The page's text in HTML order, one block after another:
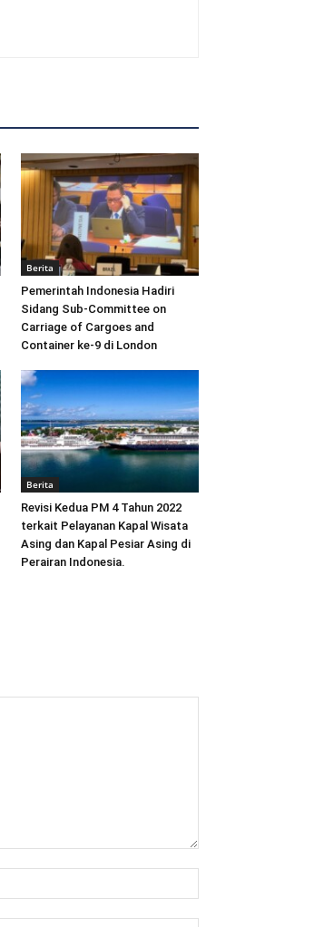
Berita
Pemerintah Indonesia Hadiri
Sidang Sub-Committee on
Carriage of Cargoes and
Container ke-9 di London
Berita
Revisi Kedua PM 4 Tahun 2022
terkait Pelayanan Kapal Wisata
Asing dan Kapal Pesiar Asing di
Perairan Indonesia.